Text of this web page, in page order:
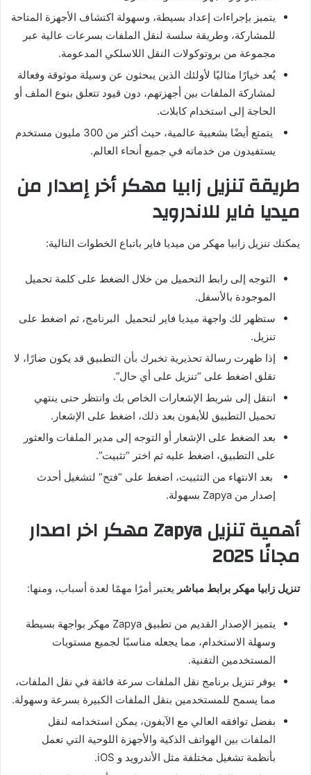
يتميز بإجراءات إعداد بسيطة، وسهولة اكتشاف الأجهزة المتاحة
للمشاركة، وطريقة سلسة لنقل الملفات بسرعات عالية عبر
مجموعة من بروتوكولات النقل اللاسلكي المدعومة.
يُعد خيارًا مثاليًا لأولئك الذين يبحثون عن وسيلة موثوقة وفعالة
لمشاركة الملفات بين أجهزتهم، دون قيود تتعلق بنوع الملف أو
الحاجة إلى استخدام كابلات.
يتمتع أيضًا بشعبية عالمية، حيث أكثر من 300 مليون مستخدم
يستفيدون من خدماته في جميع أنحاء العالم.
طريقة تنزيل زابيا مهكر أخر إصدار من
ميديا فاير للاندرويد
يمكنك تنزيل زابيا مهكر من ميديا فاير باتباع الخطوات التالية:
التوجه إلى رابط التحميل من خلال الضغط على كلمة تحميل
الموجودة بالأسفل.
ستظهر لك واجهة ميديا فاير لتحميل البرنامج، ثم اضغط على
تنزيل.
إذا ظهرت رسالة تحذيرية تخبرك بأن التطبيق قد يكون ضارًا، لا
تقلق اضغط على “تنزيل على أي حال”.
انتقل إلى شريط الإشعارات الخاص بك وانتظر حتى ينتهي
تحميل التطبيق للأيفون بعد ذلك، اضغط على الإشعار.
بعد الضغط على الإشعار أو التوجه إلى مدير الملفات والعثور
على التطبيق، اضغط عليه ثم اختر “تثبيت”.
بعد الانتهاء من التثبيت، اضغط على “فتح” لتشغيل أحدث
إصدار من Zapya بسهولة.
أهمية تنزيل Zapya مهكر اخر اصدار
مجانًا 2025
تنزيل زابيا مهكر برابط مباشر يعتبر أمرًا مهمًا لعدة أسباب، ومنها:
يتميز الإصدار القديم من تطبيق Zapya مهكر بواجهة بسيطة
وسهلة الاستخدام، مما يجعله مناسبًا لجميع مستويات
المستخدمين التقنية.
يوفر تنزيل برنامج نقل الملفات سرعة فائقة في نقل الملفات،
مما يسمح للمستخدمين بنقل الملفات الكبيرة بسرعة وسهولة.
بفضل توافقه العالي مع الآيفون، يمكن استخدامه لنقل
الملفات بين الهواتف الذكية والأجهزة اللوحية التي تعمل
بأنظمة تشغيل مختلفة مثل الأندرويد و iOS.